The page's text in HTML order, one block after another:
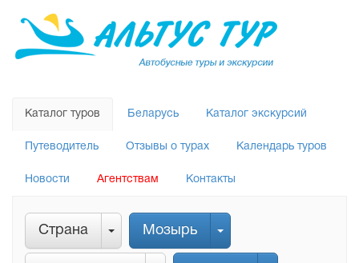
Каталог туров Беларусь Каталог экскурсий
Путеводитель Отзывы о турах Календарь туров
Новости Агентствам Контакты
Страна Мозырь